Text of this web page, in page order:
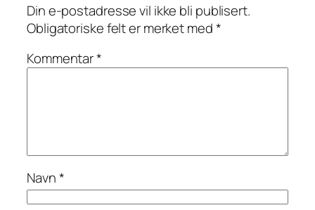
Din e-postadresse vil ikke bli publisert.
Obligatoriske felt er merket med*
Kommentar*
Navn*